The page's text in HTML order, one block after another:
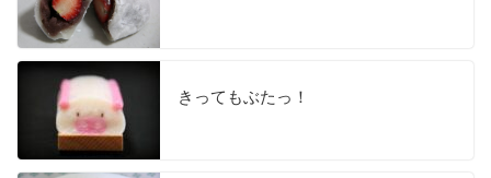
きってもぶたっ！